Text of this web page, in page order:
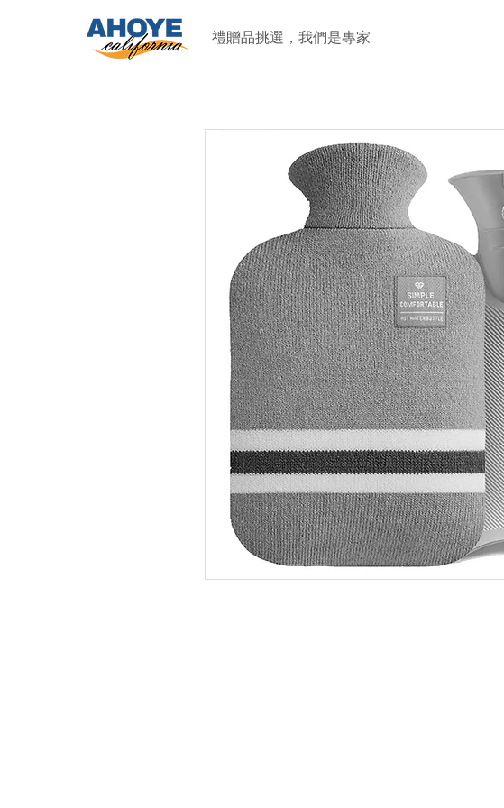
禮贈品挑選，我們是專家